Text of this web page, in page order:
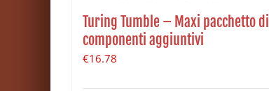
Turing Tumble – Maxi pacchetto di
componenti aggiuntivi
€16.78